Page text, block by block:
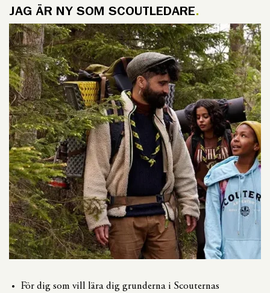
JAG ÄR NY SOM SCOUTLEDARE
För dig som vill lära dig grunderna i Scouternas